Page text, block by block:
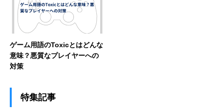
ゲーム用語のToxicとはどんな
意味？悪質なプレイヤーへの
対策
特集記事